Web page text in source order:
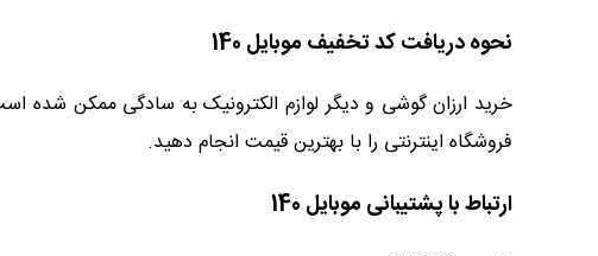
نحوه دریافت کد تخفیف موبایل 140
خرید ارزان گوشی و دیگر لوازم الکترونیک به سادگی ممکن شده
فروشگاه اینترنتی را با بهترین قیمت انجام دهید.
ارتباط با پشتیبانی موبایل 140